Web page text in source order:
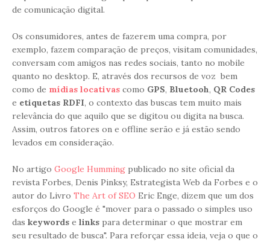
de comunicação digital.
Os consumidores, antes de fazerem uma compra, por
exemplo, fazem comparação de preços, visitam comunidades,
conversam com amigos nas redes sociais, tanto no mobile
quanto no desktop. E, através dos recursos de voz bem
como de mídias locativas como GPS, Bluetooh, QR Codes
e etiquetas RDFI, o contexto das buscas tem muito mais
relevância do que aquilo que se digitou ou digita na busca.
Assim, outros fatores on e offline serão e já estão sendo
levados em consideração.
No artigo Google Humming publicado no site oficial da
revista Forbes, Denis Pinksy, Estrategista Web da Forbes e o
autor do Livro The Art of SEO Eric Enge, dizem que um dos
esforços do Google é "mover para o passado o simples uso
das keywords e links para determinar o que mostrar em
seu resultado de busca". Para reforçar essa ideia, veja o que o